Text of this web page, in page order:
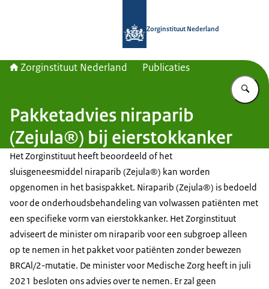
Zorginstituut Nederland
Zorginstituut Nederland Publicaties
Pakketadvies niraparib
(Zejula®) bij eierstokkanker
Het Zorginstituut heeft beoordeeld of het
sluisgeneesmiddel niraparib (Zejula®) kan worden
opgenomen in het basispakket. Niraparib (Zejula®) is bedoeld
voor de onderhoudsbehandeling van volwassen patiënten met
een specifieke vorm van eierstokkanker. Het Zorginstituut
adviseert de minister om niraparib voor een subgroep alleen
op te nemen in het pakket voor patiënten zonder bewezen
BRCAl/2-mutatie. De minister voor Medische Zorg heeft in juli
2021 besloten ons advies over te nemen. Er zal geen